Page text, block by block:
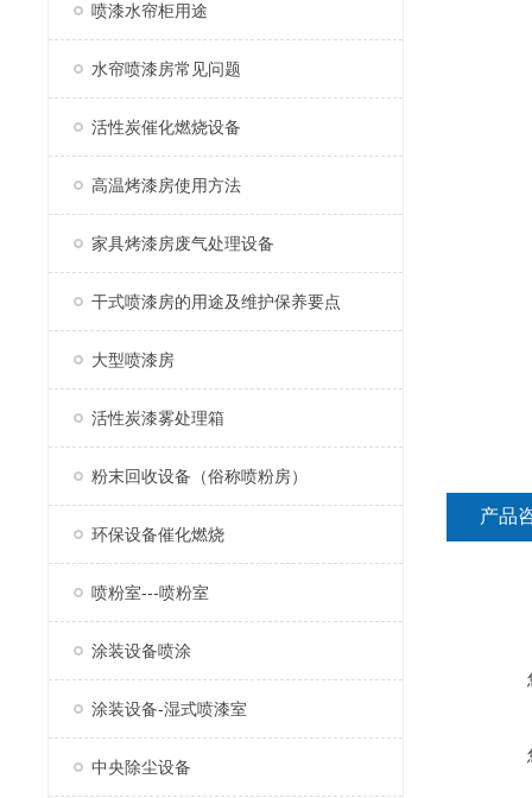
喷漆水帘柜用途
水帘喷漆房常见问题
活性炭催化燃烧设备
高温烤漆房使用方法
家具烤漆房废气处理设备
干式喷漆房的用途及维护保养要点
大型喷漆房
活性炭漆雾处理箱
粉末回收设备（俗称喷粉房）
环保设备催化燃烧
喷粉室---喷粉室
涂装设备喷涂
涂装设备-湿式喷漆室
中央除尘设备
产品